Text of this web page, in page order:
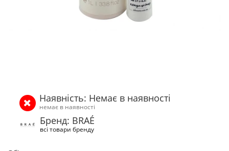
Наявність: Немає в наявності
немає в наявності
Бренд: BRAÉ
всі товари бренду